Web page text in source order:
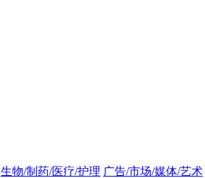
生物/制药/医疗/护理 广告/市场/媒体/艺术